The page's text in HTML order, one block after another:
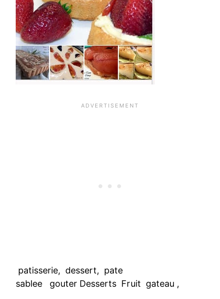
patisserie, dessert, pate
sablee gouter Desserts Fruit gateau ,